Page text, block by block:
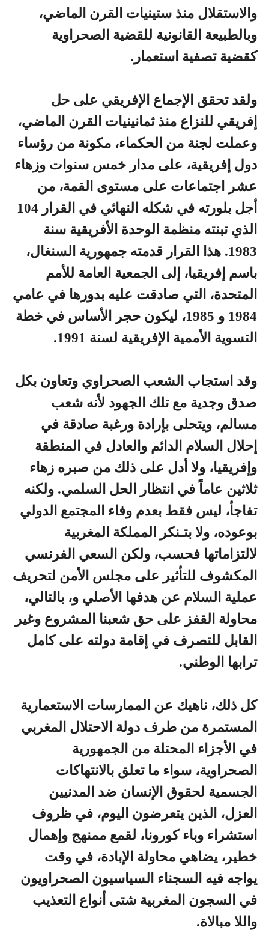
والاستقلال منذ ستينيات القرن الماضي،
وبالطبيعة القانونية للقضية الصحراوية
كقضية تصفية استعمار.
ولقد تحقق الإجماع الإفريقي على حل
إفريقي للنزاع منذ ثمانينيات القرن الماضي،
وعملت لجنة من الحكماء، مكونة من رؤساء
دول إفريقية، على مدار خمس سنوات وزهاء
عشر اجتماعات على مستوى القمة، من
أجل بلورته في شكله النهائي في القرار 104
الذي تبنته منظمة الوحدة الأفريقية سنة
1983. هذا القرار قدمته جمهورية السنغال،
باسم إفريقيا، إلى الجمعية العامة للأمم
المتحدة، التي صادقت عليه بدورها في عامي
1984 و 1985، ليكون حجر الأساس في خطة
التسوية الأممية الإفريقية لسنة 1991.
وقد استجاب الشعب الصحراوي وتعاون بكل
صدق وجدية مع تلك الجهود لأنه شعب
مسالم، ويتحلى بإرادة ورغبة صادقة في
إحلال السلام الدائم والعادل في المنطقة
وإفريقيا، ولا أدل على ذلك من صبره زهاء
ثلاثين عاماً في انتظار الحل السلمي. ولكنه
تفاجأ، ليس فقط بعدم وفاء المجتمع الدولي
بوعوده، ولا بتـنكر المملكة المغربية
لالتزاماتها فحسب، ولكن السعي الفرنسي
المكشوف للتأثير على مجلس الأمن لتحريف
عملية السلام عن هدفها الأصلي و، بالتالي،
محاولة القفز على حق شعبنا المشروع وغير
القابل للتصرف في إقامة دولته على كامل
ترابها الوطني.
كل ذلك، ناهيك عن الممارسات الاستعمارية
المستمرة من طرف دولة الاحتلال المغربي
في الأجزاء المحتلة من الجمهورية
الصحراوية، سواء ما تعلق بالانتهاكات
الجسمية لحقوق الإنسان ضد المدنيين
العزل، الذين يتعرضون اليوم، في ظروف
استشراء وباء كورونا، لقمع ممنهج وإهمال
خطير، يضاهي محاولة الإبادة، في وقت
يواجه فيه السجناء السياسيون الصحراويون
في السجون المغربية شتى أنواع التعذيب
واللا مبالاة.